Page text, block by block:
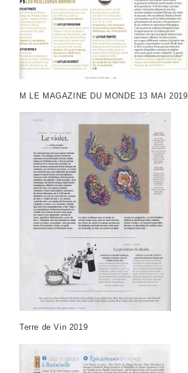
M LE MAGAZINE DU MONDE 13 MAI 2019
Terre de Vin 2019